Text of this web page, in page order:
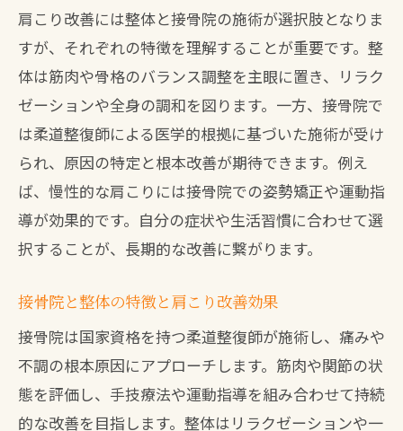
肩こり改善には整体と接骨院の施術が選択肢となりま
すが、それぞれの特徴を理解することが重要です。整
体は筋肉や骨格のバランス調整を主眼に置き、リラク
ゼーションや全身の調和を図ります。一方、接骨院で
は柔道整復師による医学的根拠に基づいた施術が受け
られ、原因の特定と根本改善が期待できます。例え
ば、慢性的な肩こりには接骨院での姿勢矯正や運動指
導が効果的です。自分の症状や生活習慣に合わせて選
択することが、長期的な改善に繋がります。
接骨院と整体の特徴と肩こり改善効果
接骨院は国家資格を持つ柔道整復師が施術し、痛みや
不調の根本原因にアプローチします。筋肉や関節の状
態を評価し、手技療法や運動指導を組み合わせて持続
的な改善を目指します。整体はリラクゼーションや一